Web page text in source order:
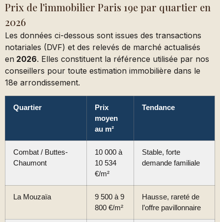
Prix de l'immobilier Paris 19e par quartier en
2026
Les données ci-dessous sont issues des transactions
notariales (DVF) et des relevés de marché actualisés
en 2026. Elles constituent la référence utilisée par nos
conseillers pour toute estimation immobilière dans le
18e arrondissement.
Quartier
Prix
moyen
au m²
Tendance
Combat / Buttes-
Chaumont
10 000 à
10 534
€/m²
Stable, forte
demande familiale
La Mouzaïa
9 500 à 9
800 €/m²
Hausse, rareté de
l’offre pavillonnaire